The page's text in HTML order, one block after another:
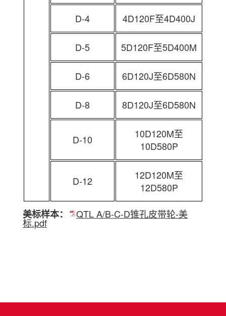
D-4 4D120F至4D400J
D-5 5D120F至5D400M
D-6 6D120J至6D580N
D-8 8D120J至6D580N
D-10
10D120M至
10D580P
D-12
12D120M至
12D580P
美标样本： QTL A/B-C-D锥孔皮带轮-美
标.pdf